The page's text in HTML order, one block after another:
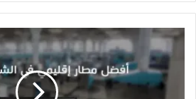
مطار
الأمير
محمد